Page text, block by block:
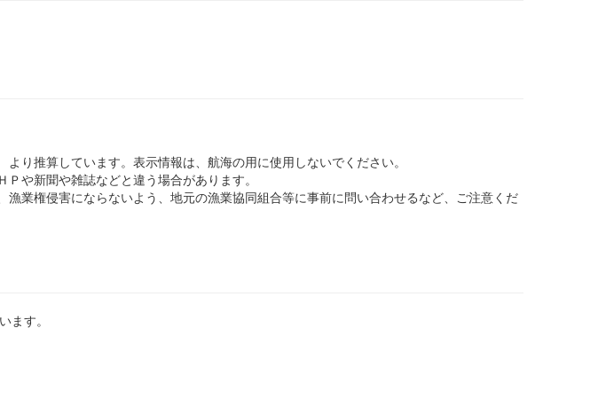
算しています。表示情報は、航海の用に使用しないでください。
や新聞や雑誌などと違う場合があります。
業権侵害にならないよう、地元の漁業協同組合等に事前に問い合わせるなど、ご注意くだ
ます。